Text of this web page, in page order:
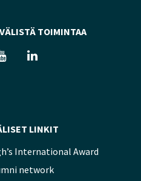
TOIMINTAA
LINKIT
International Award
network